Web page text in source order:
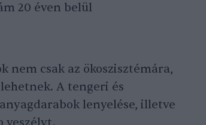
20 éven belül
nem csak az ökoszisztémára,
A tengeri és
lenyelése, illetve